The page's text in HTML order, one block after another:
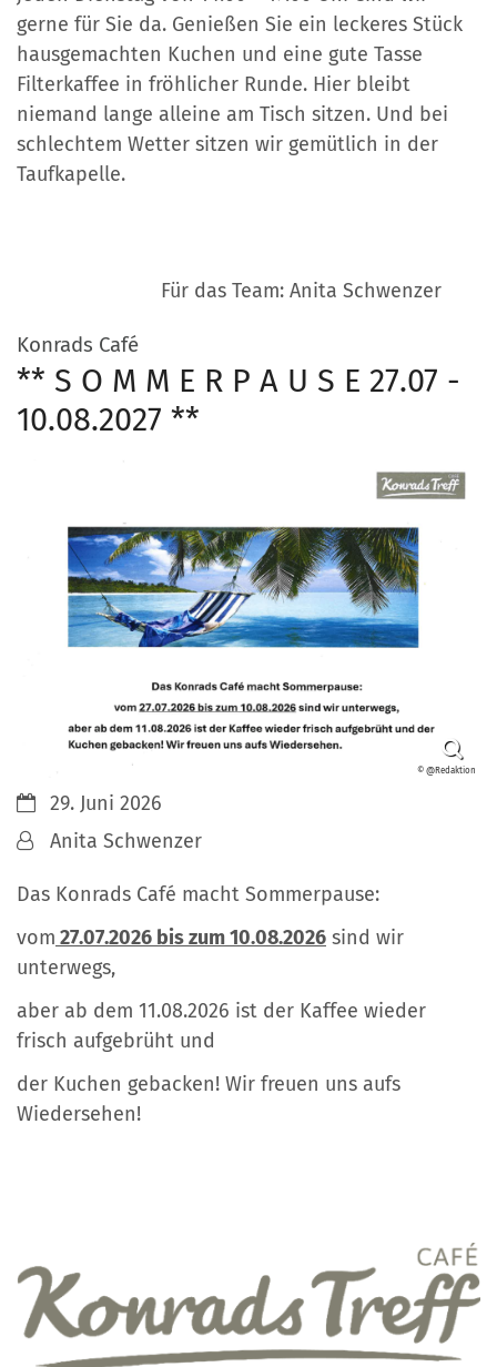
gerne für Sie da. Genießen Sie ein leckeres Stück
hausgemachten Kuchen und eine gute Tasse
Filterkaffee in fröhlicher Runde. Hier bleibt
niemand lange alleine am Tisch sitzen. Und bei
schlechtem Wetter sitzen wir gemütlich in der
Taufkapelle.
Für das Team: Anita Schwenzer
Konrads Café:
** S O M M E R P A U S E 27.07 -
10.08.2027 **
© @Redaktion
Datum:29. Juni 2026
Von:Anita Schwenzer
Das Konrads Café macht Sommerpause:
vom 27.07.2026 bis zum 10.08.2026 sind wir
unterwegs,
aber ab dem 11.08.2026 ist der Kaffee wieder
frisch aufgebrüht und
der Kuchen gebacken! Wir freuen uns aufs
Wiedersehen!